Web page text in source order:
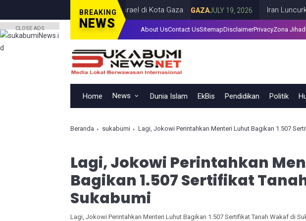
BREAKING
NEWS
Tewas dalam Serangan Israel di Kota Gaza GAZAJULY 19, 2026 Iran Luncurkan
About UsContact UsSitemapDisclaimerPrivacyZona Jihad
Home News Dunia Islam EkBis Pendidikan Politik
Beranda sukabumi Lagi, Jokowi Perintahkan Menteri Luhut Bagikan 1.507
Lagi, Jokowi Perintahkan
Bagikan 1.507 Sertifikat
Sukabumi
Lagi, Jokowi Perintahkan Menteri Luhut Bagikan 1.507 Sertifikat Tanah Wakaf di
CLOSE ADS